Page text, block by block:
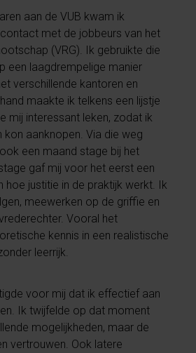
aan de VUB kwam ik
met de jobbeurs van het
(VRG). Ik gebruikte die
een laagdrempelige manier
verschillende kantoren en
maakte ik telkens een lijstje
mij interessant leken, zodat ik
kon aanknopen. Via die weg
een maand stage bij het
gaf mij voor het eerst een
hoe justitie in de praktijk werkt. Ik
meewerken op de griffie en
Vooral het
kennis in een realistische
leerrijk.
voor mij dat ik effectief aan
Ik twijfelde op dat moment
mogelijkheden, maar de
vertrouwen. Ook latere